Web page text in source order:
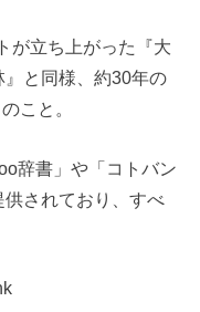
が立ち上がった『大
と同様、約30年の
こと。
辞書」や「コトバン
されており、すべ